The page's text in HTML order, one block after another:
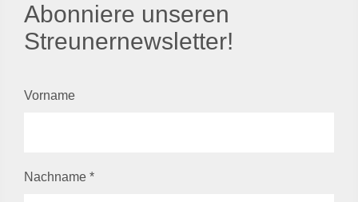
Abonniere unseren
Streunernewsletter!
Vorname
Nachname *